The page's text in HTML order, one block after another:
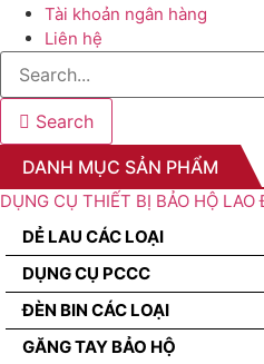
Tài khoản ngân hàng
Liên hệ
Search
DANH MỤC SẢN PHẨM
DỤNG CỤ THIẾT BỊ BẢO HỘ LAO
DẺ LAU CÁC LOẠI
DỤNG CỤ PCCC
ĐÈN BIN CÁC LOẠI
GĂNG TAY BẢO HỘ